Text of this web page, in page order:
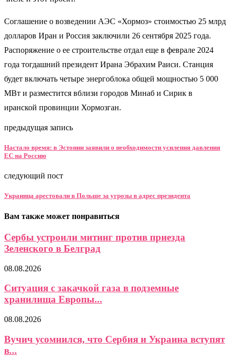
Соглашение о возведении АЭС «Хормоз» стоимостью 25 млрд
долларов Иран и Россия заключили 26 сентября 2025 года.
Распоряжение о ее строительстве отдал еще в феврале 2024
года тогдашний президент Ирана Эбрахим Раиси. Станция
будет включать четыре энергоблока общей мощностью 5 000
МВт и разместится вблизи городов Минаб и Сирик в
иранской провинции Хормозган.
предыдущая запись
Настало время: в Эстонии заявили о необходимости усиления давления
ЕС на Россию
следующий пост
Украинца арестовали в Польше за угрозы в адрес президента
Вам также может понравиться
Сербы устроили митинг против приезда
Зеленского в Белград
08.08.2026
Ситуация с закачкой газа в подземные
хранилища Европы...
08.08.2026
Вучич усомнился, что Сербия и Украина вступят
в...